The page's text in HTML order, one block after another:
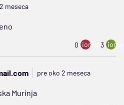
meseca
0 ion:minus
3
pre oko 2 meseca
Murinja